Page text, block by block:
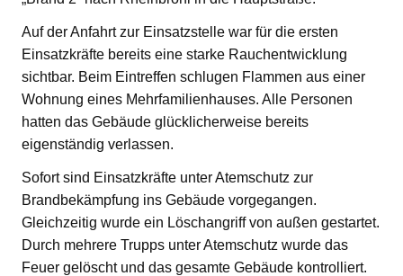
Auf der Anfahrt zur Einsatzstelle war für die ersten
Einsatzkräfte bereits eine starke Rauchentwicklung
sichtbar. Beim Eintreffen schlugen Flammen aus einer
Wohnung eines Mehrfamilienhauses. Alle Personen
hatten das Gebäude glücklicherweise bereits
eigenständig verlassen.
Sofort sind Einsatzkräfte unter Atemschutz zur
Brandbekämpfung ins Gebäude vorgegangen.
Gleichzeitig wurde ein Löschangriff von außen gestartet.
Durch mehrere Trupps unter Atemschutz wurde das
Feuer gelöscht und das gesamte Gebäude kontrolliert.